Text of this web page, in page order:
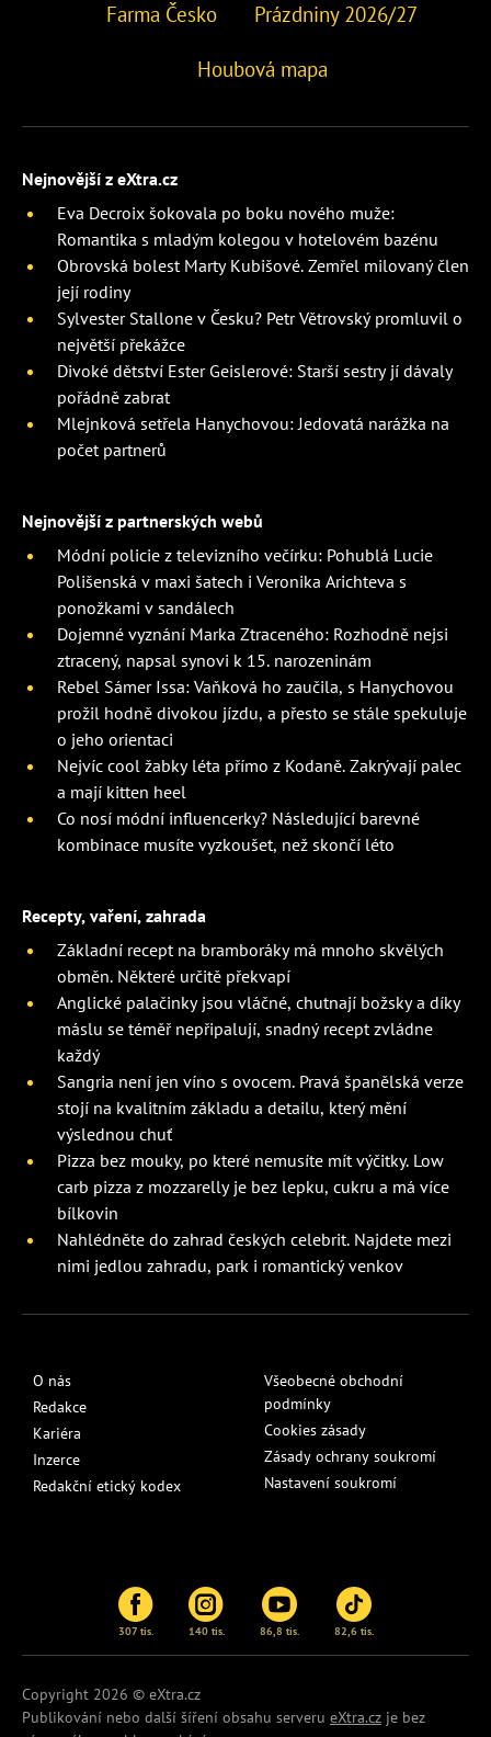
Farma Česko Prázdniny 2026/27
Houbová mapa
Nejnovější z eXtra.cz
Eva Decroix šokovala po boku nového muže:
Romantika s mladým kolegou v hotelovém bazénu
Obrovská bolest Marty Kubišové. Zemřel milovaný člen
její rodiny
Sylvester Stallone v Česku? Petr Větrovský promluvil o
největší překážce
Divoké dětství Ester Geislerové: Starší sestry jí dávaly
pořádně zabrat
Mlejnková setřela Hanychovou: Jedovatá narážka na
počet partnerů
Nejnovější z partnerských webů
Módní policie z televizního večírku: Pohublá Lucie
Polišenská v maxi šatech i Veronika Arichteva s
ponožkami v sandálech
Dojemné vyznání Marka Ztraceného: Rozhodně nejsi
ztracený, napsal synovi k 15. narozeninám
Rebel Sámer Issa: Vaňková ho zaučila, s Hanychovou
prožil hodně divokou jízdu, a přesto se stále spekuluje
o jeho orientaci
Nejvíc cool žabky léta přímo z Kodaně. Zakrývají palec
a mají kitten heel
Co nosí módní influencerky? Následující barevné
kombinace musíte vyzkoušet, než skončí léto
Recepty, vaření, zahrada
Základní recept na bramboráky má mnoho skvělých
obměn. Některé určitě překvapí
Anglické palačinky jsou vláčné, chutnají božsky a díky
máslu se téměř nepřipalují, snadný recept zvládne
každý
Sangria není jen víno s ovocem. Pravá španělská verze
stojí na kvalitním základu a detailu, který mění
výslednou chuť
Pizza bez mouky, po které nemusíte mít výčitky. Low
carb pizza z mozzarelly je bez lepku, cukru a má více
bílkovin
Nahlédněte do zahrad českých celebrit. Najdete mezi
nimi jedlou zahradu, park i romantický venkov
O nás
Redakce
Kariéra
Inzerce
Redakční etický kodex
Všeobecné obchodní
podmínky
Cookies zásady
Zásady ochrany soukromí
Nastavení soukromí
307 tis. 140 tis. 86,8 tis. 82,6 tis.
Copyright 2026 © eXtra.cz
Publikování nebo další šíření obsahu serveru eXtra.cz je bez